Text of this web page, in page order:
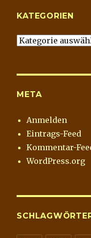
KATEGORIEN
Kategorien
META
Anmelden
Eintrags-Feed
Kommentar-
WordPress.org